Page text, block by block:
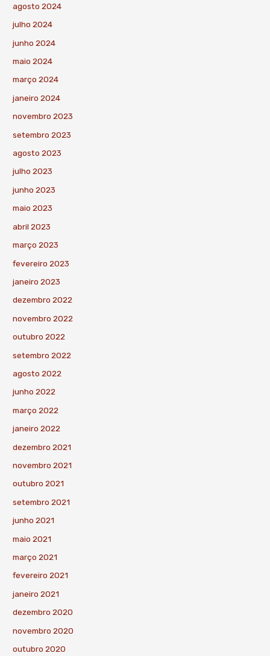
agosto 2024
julho 2024
junho 2024
maio 2024
março 2024
janeiro 2024
novembro 2023
setembro 2023
agosto 2023
julho 2023
junho 2023
maio 2023
abril 2023
março 2023
fevereiro 2023
janeiro 2023
dezembro 2022
novembro 2022
outubro 2022
setembro 2022
agosto 2022
junho 2022
março 2022
janeiro 2022
dezembro 2021
novembro 2021
outubro 2021
setembro 2021
junho 2021
maio 2021
março 2021
fevereiro 2021
janeiro 2021
dezembro 2020
novembro 2020
outubro 2020